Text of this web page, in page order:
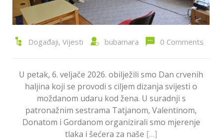
Događaji, Vijesti bubamara 0 Comments
U petak, 6. veljače 2026. obilježili smo Dan crvenih
haljina koji se provodi s ciljem dizanja svijesti o
moždanom udaru kod žena. U suradnji s
patronažnim sestrama Tatjanom, Valentinom,
Donatom i Gordanom organizirali smo mjerenje
tlaka i šećera za naše […]